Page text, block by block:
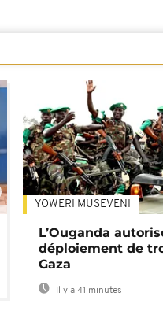
YOWERI MUSEVENI
L’Ouganda
déploiement de
Gaza
Il y a 41 minutes